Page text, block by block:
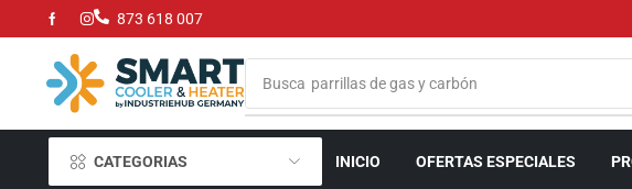
873 618 007
Busca parrillas de gas y carbón
CATEGORIAS INICIO OFERTAS ESPECIALES